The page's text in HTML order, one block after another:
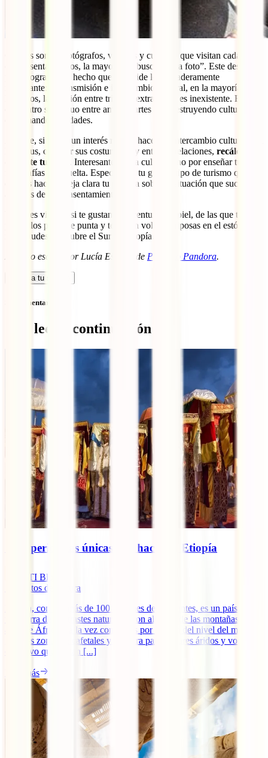
Cientos son los fotógrafos, viajeros y curiosos que visitan cada año
estos asentamientos, la mayoría en busca de “la foto”. Este deseo
por fotografiar ha hecho que se olvide lo verdaderamente
importante: la transmisión e intercambio cultural, en la mayoría de
los casos, la relación entre tribus y extranjeros es inexistente. Este
encuentro superfluo entre ambas partes está destruyendo culturas y
deformando realidades.
Así que, si tienes un interés real en hacer un intercambio cultural con
las tribus, conocer sus costumbres y entablar relaciones, recálcalo
durante tu viaje
. Interesante por la cultura y no por enseñar tus
fotografías a la vuelta. Especifica a tu guía el tipo de turismo que
quieres hacer y deja clara tu postura sobre la situación que sucede en
algunos de estos asentamientos.
Ya sabes viajero, si te gustan las aventuras de piel, de las que te
ponen los pelos de punta y te hacen volar mariposas en el estómago,
no lo dudes, descubre el Sur de Etiopía.
Artículo escrito por Lucía Estrella de Proyecto Pandora.
Calcula tu seguro
Sin comentarios
Qué leer a continuación
10 experiencias únicas que hacer en Etiopía
IATI Blog
minutos de lectura
Etiopía, con sus más de 100 millones de habitantes, es un país con
una tierra de contrastes naturales, con algunas de las montañas más
altas de África y a la vez con zonas por debajo del nivel del mar,
grandes zonas de cafetales y por otra parte lugares áridos y volcanes
en activo que quitan [...]
Leer más